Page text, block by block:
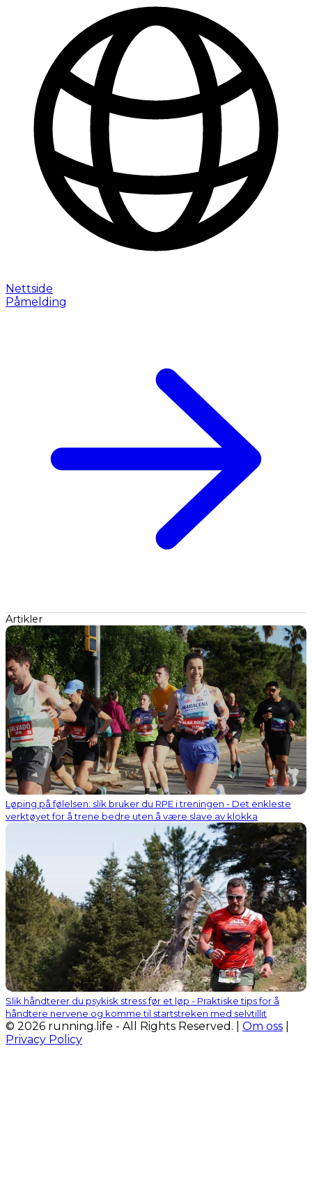
Nettside
Påmelding
Artikler
Løping på følelsen: slik bruker du RPE i treningen - Det enkleste
verktøyet for å trene bedre uten å være slave av klokka
Slik håndterer du psykisk stress før et løp - Praktiske tips for å
håndtere nervene og komme til startstreken med selvtillit
© 2026 running.life - All Rights Reserved. | Om oss
Privacy Policy